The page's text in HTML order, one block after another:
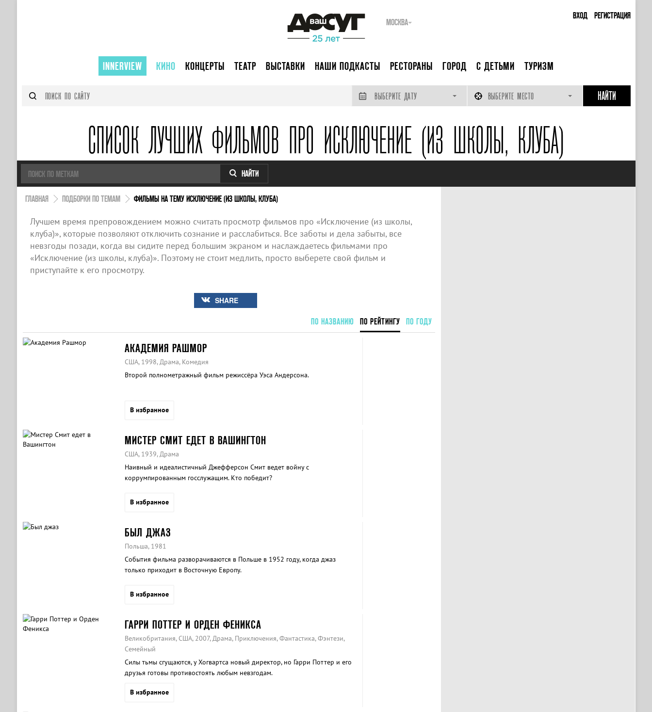
ВХОД РЕГИСТРАЦИЯ
МОСКВА
INNERVIEW КИНО КОНЦЕРТЫ ТЕАТР ВЫСТАВКИ НАШИ ПОДКАСТЫ РЕСТОРАНЫ ГОРОД С ДЕТЬМИ ТУРИЗМ
ВЫБЕРИТЕ ДАТУ ВЫБЕРИТЕ МЕСТО
СПИСОК ЛУЧШИХ ФИЛЬМОВ ПРО ИСКЛЮЧЕНИЕ (ИЗ ШКОЛЫ, КЛУБА)
НАЙТИ
ГЛАВНАЯ ПОДБОРКИ ПО ТЕМАМ ФИЛЬМЫ НА ТЕМУ ИСКЛЮЧЕНИЕ (ИЗ ШКОЛЫ, КЛУБА)
Лучшем время препровождением можно считать просмотр фильмов про «Исключение (из школы,
клуба)», которые позволяют отключить сознание и расслабиться. Все заботы и дела забыты, все
невзгоды позади, когда вы сидите перед большим экраном и наслаждаетесь фильмами про
«Исключение (из школы, клуба)». Поэтому не стоит медлить, просто выберете свой фильм и
приступайте к его просмотру.
SHARE
ПО НАЗВАНИЮ ПО РЕЙТИНГУ ПО ГОДУ
АКАДЕМИЯ РАШМОР
США, 1998, Драма, Комедия
Второй полнометражный фильм режиссёра Уэса Андерсона.
В избранное
МИСТЕР СМИТ ЕДЕТ В ВАШИНГТОН
США, 1939, Драма
Наивный и идеалистичный Джефферсон Смит ведет войну с
коррумпированным госслужащим. Кто победит?
В избранное
БЫЛ ДЖАЗ
Польша, 1981
События фильма разворачиваются в Польше в 1952 году, когда джаз
только приходит в Восточную Европу.
В избранное
ГАРРИ ПОТТЕР И ОРДЕН ФЕНИКСА
Великобритания, США, 2007, Драма, Приключения, Фантастика, Фэнтези,
Семейный
Силы тьмы сгущаются, у Хогвартса новый директор, но Гарри Поттер и его
друзья готовы противостоять любым невзгодам.
В избранное